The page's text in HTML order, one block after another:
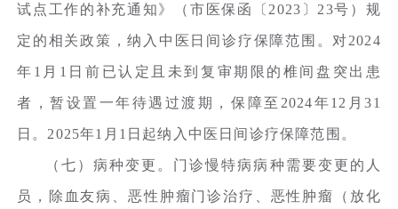
试点工作的补充通知》（市医保函〔2023〕23号）规
定的相关政策，纳入中医日间诊疗保障范围。对2024
年1月1日前已认定且未到复审期限的椎间盘突出患
者，暂设置一年待遇过渡期，保障至2024年12月31
日。2025年1月1日起纳入中医日间诊疗保障范围。
（七）病种变更。门诊慢特病病种需要变更的人
员，除血友病、恶性肿瘤门诊治疗、恶性肿瘤（放化